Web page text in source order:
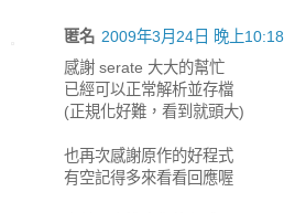
匿名 2009年3月24日 晚上10:18
感謝 serate 大大的幫忙
已經可以正常解析並存檔
(正規化好難，看到就頭大)
也再次感謝原作的好程式
有空記得多來看看回應喔